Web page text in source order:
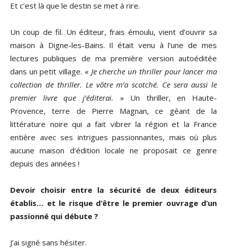
Et c’est là que le destin se met à rire.
Un coup de fil. Un éditeur, frais émoulu, vient d’ouvrir sa
maison à Digne-les-Bains. Il était venu à l’une de mes
lectures publiques de ma première version autoéditée
dans un petit village. « Je cherche un thriller pour lancer ma
collection de thriller. Le vôtre m’a scotché. Ce sera aussi le
premier livre que j’éditerai. » Un thriller, en Haute-
Provence, terre de Pierre Magnan, ce géant de la
littérature noire qui a fait vibrer la région et la France
entière avec ses intrigues passionnantes, mais où plus
aucune maison d’édition locale ne proposait ce genre
depuis des années !
Devoir choisir entre la sécurité de deux éditeurs
établis… et le risque d’être le premier ouvrage d’un
passionné qui débute ?
J’ai signé sans hésiter.